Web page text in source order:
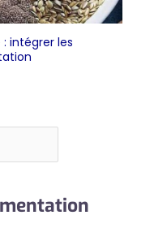
intégrer les